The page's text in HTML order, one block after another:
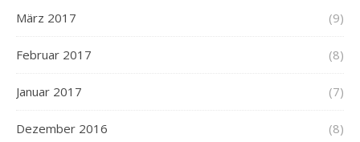
März 2017 (9)
Februar 2017 (8)
Januar 2017 (7)
Dezember 2016 (8)